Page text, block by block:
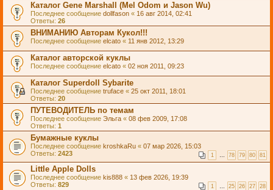
Каталог Gene Marshall (Mel Odom и Jason Wu)
Последнее сообщение dollfason « 16 авг 2014, 02:41
Ответы: 26
ВНИМАНИЮ Авторам Кукол!!!
Последнее сообщение elcato « 11 янв 2012, 13:29
Каталог авторской куклы
Последнее сообщение elcato « 02 ноя 2011, 09:23
Каталог Superdoll Sybarite
Последнее сообщение truface « 25 окт 2011, 18:01
Ответы: 20
ПУТЕВОДИТЕЛЬ по темам
Последнее сообщение Эльга « 08 фев 2009, 17:08
Ответы: 1
Бумажные куклы
Последнее сообщение kroshkaRu « 07 мар 2026, 15:03
Ответы: 2423 1 … 78 79 80 81
Little Apple Dolls
Последнее сообщение kis888 « 13 фев 2026, 19:39
Ответы: 829 1 … 25 26 27 28